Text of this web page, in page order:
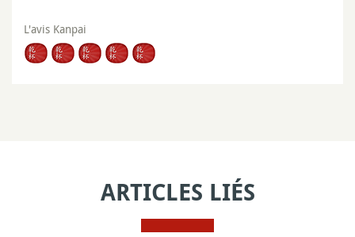
L'avis Kanpai
ARTICLES LIÉS